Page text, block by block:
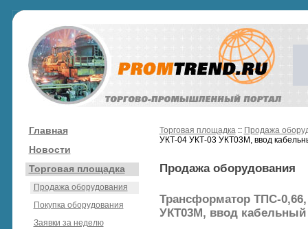
Главная
Новости
Торговая площадка
Продажа оборудования
Покупка оборудования
Заявки за неделю
Торговая площадка:: Продажа
УКТ-04 УКТ-03 УКТ03М, ввод
Продажа оборудования
Трансформатор ТПС-
УКТ03М, ввод